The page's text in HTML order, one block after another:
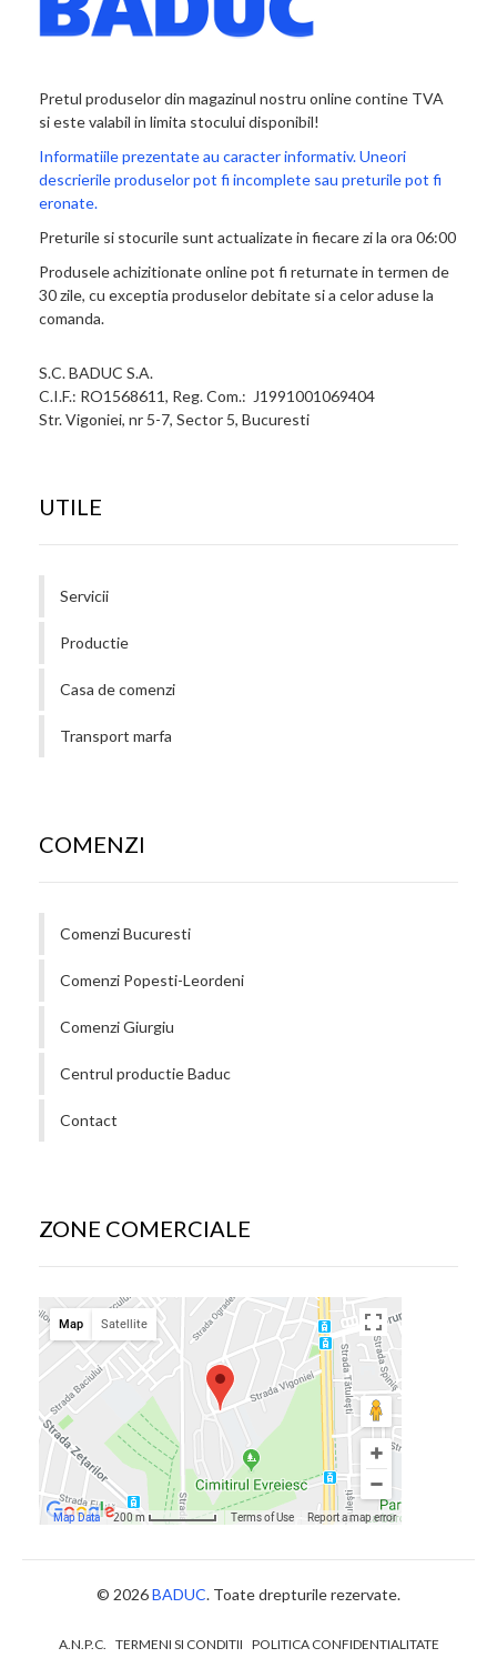
Pretul produselor din magazinul nostru online contine TVA
si este valabil in limita stocului disponibil!
Informatiile prezentate au caracter informativ. Uneori
descrierile produselor pot fi incomplete sau preturile pot fi
eronate.
Preturile si stocurile sunt actualizate in fiecare zi la ora 06:00
Produsele achizitionate online pot fi returnate in termen de
30 zile, cu exceptia produselor debitate si a celor aduse la
comanda.
S.C. BADUC S.A.
C.I.F.: RO1568611, Reg. Com.: J1991001069404
Str. Vigoniei, nr 5-7, Sector 5, Bucuresti
UTILE
Servicii
Productie
Casa de comenzi
Transport marfa
COMENZI
Comenzi Bucuresti
Comenzi Popesti-Leordeni
Comenzi Giurgiu
Centrul productie Baduc
Contact
ZONE COMERCIALE
© 2026BADUC. Toate drepturile rezervate.
A.N.P.C. TERMENI SI CONDITII POLITICA CONFIDENTIALITATE